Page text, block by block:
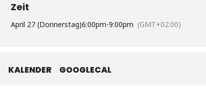
Zeit
April 27 (Donnerstag)6:00pm-9:00pm (GMT+02:00)
KALENDER GOOGLECAL